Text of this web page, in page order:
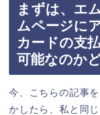
まずは、エ
ムページに
カードの支
可能なのか
今、こちらの記事
かしたら、私と同